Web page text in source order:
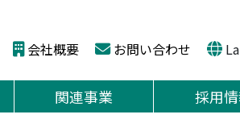
会社概要 お問い合わせ
関連事業 採用